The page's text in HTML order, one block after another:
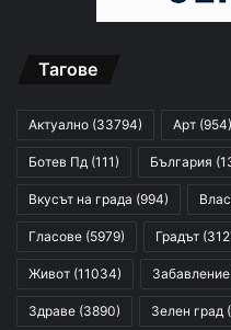
Тагове
Актуално (33794) Арт (954)
Ботев Пд (111) България
Вкусът на града (994)
Гласове (5979) Градът
Живот (11034) Забавление
Здраве (3890) Зелен град